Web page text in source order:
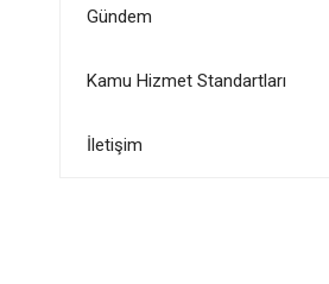
Gündem
Kamu Hizmet Standartları
İletişim